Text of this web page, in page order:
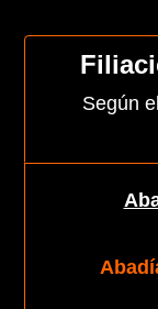
Según el